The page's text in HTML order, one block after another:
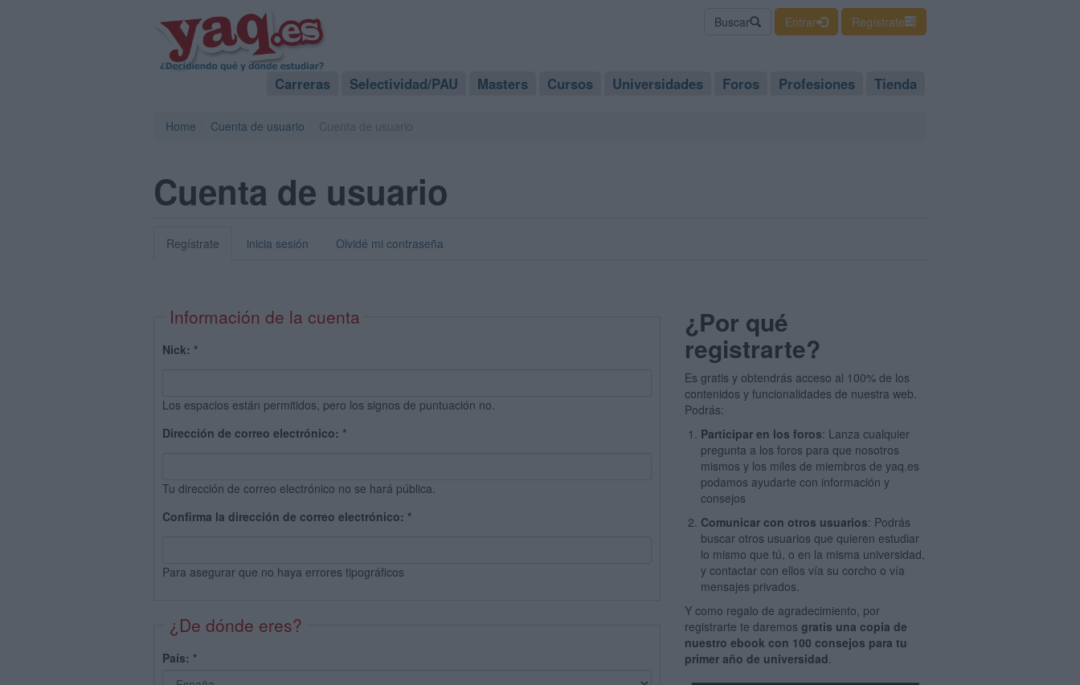
Buscar Entrar Regístrate
Carreras Selectividad/PAU Masters Cursos Universidades Foros Profesiones Tienda
Home Cuenta de usuario
Cuenta de usuario
Regístrate inicia sesión Olvidé mi contraseña
Información de la cuenta
Nick: *
Los espacios están permitidos, pero los signos de puntuación no.
Dirección de correo electrónico: *
Tu dirección de correo electrónico no se hará pública.
Confirma la dirección de correo electrónico: *
Para asegurar que no haya errores tipográficos
¿De dónde eres?
País: *
¿Por qué
registrarte?
Es gratis y obtendrás acceso al 100% de los
contenidos y funcionalidades de nuestra web.
Podrás:
Participar en los foros: Lanza cualquier
pregunta a los foros para que nosotros
mismos y los miles de miembros de yaq.es
podamos ayudarte con información y
consejos
Comunicar con otros usuarios: Podrás
buscar otros usuarios que quieren estudiar
lo mismo que tú, o en la misma universidad,
y contactar con ellos vía su corcho o vía
mensajes privados.
Y como regalo de agradecimiento, por
registrarte te daremosgratis una copia de
nuestro ebook con 100 consejos para tu
primer año de universidad.